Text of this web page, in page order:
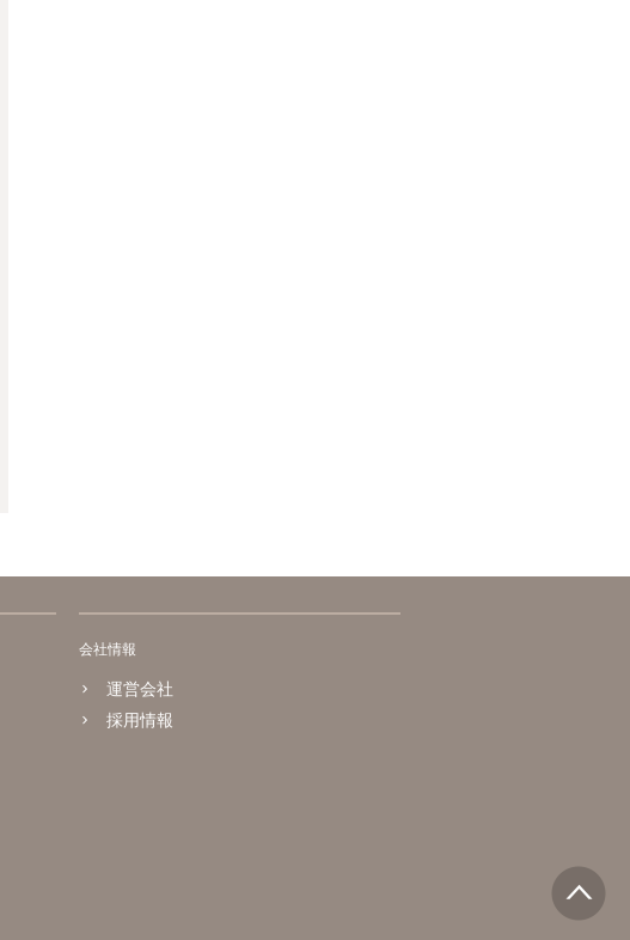
会社情報
運営会社
採用情報